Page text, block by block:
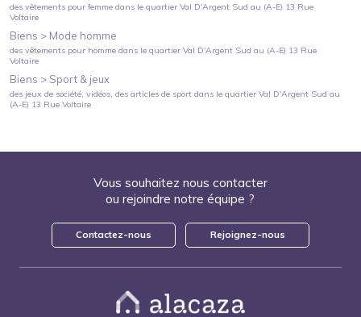
des vêtements pour femme dans le quartierVal D'Argent Sud au (A-E) 13 Rue
Voltaire
Biens > Mode homme
des vêtements pour homme dans le quartierVal D'Argent Sud au (A-E) 13 Rue
Voltaire
Biens > Sport & jeux
des jeux de société, vidéos, des articles de sport dans le quartierVal D'Argent Sud au
(A-E) 13 Rue Voltaire
Vous souhaitez nous contacter
ou rejoindre notre équipe ?
Contactez-nous Rejoignez-nous